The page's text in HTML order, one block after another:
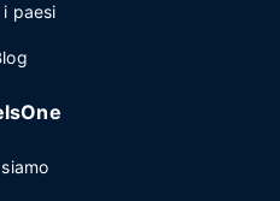
paesi